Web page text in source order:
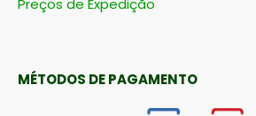
Preços de Expedição
MÉTODOS DE PAGAMENTO